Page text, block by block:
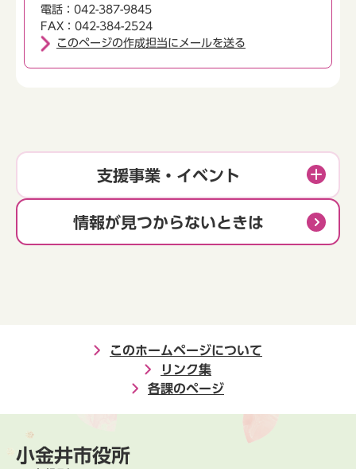
電話：042-387-9845
FAX：042-384-2524
このページの作成担当にメールを送る
支援事業・イベント
情報が見つからないときは
このホームページについて
リンク集
各課のページ
小金井市役所